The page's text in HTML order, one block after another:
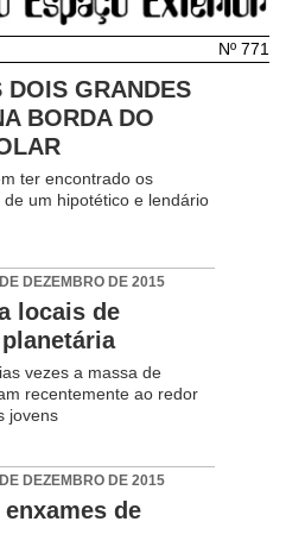
Nº 771
DOIS GRANDES
BORDA DO
ter encontrado os
um hipotético e lendário
DEZEMBRO DE 2015
locais de
vezes a massa de
recentemente ao redor
jovens
DEZEMBRO DE 2015
de